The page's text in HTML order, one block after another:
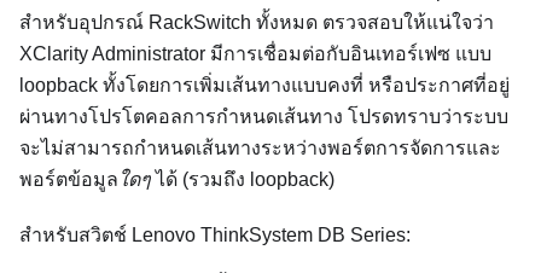
สำหรับอุปกรณ์ RackSwitch ทั้งหมด ตรวจสอบให้แน่ใจว่า
XClarity Administrator มีการเชื่อมต่อกับอินเทอร์เฟซ แบบ
loopback ทั้งโดยการเพิ่มเส้นทางแบบคงที่ หรือประกาศที่อยู่
ผ่านทางโปรโตคอลการกำหนดเส้นทาง โปรดทราบว่าระบบ
จะไม่สามารถกำหนดเส้นทางระหว่างพอร์ตการจัดการและ
พอร์ตข้อมูล ใดๆได้ (รวมถึง loopback)
สำหรับสวิตช์ Lenovo ThinkSystem DB Series: